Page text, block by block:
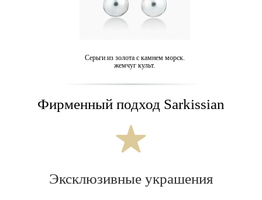
Серьги из золота с камнем морск.
жемчуг культ.
Фирменный подход Sarkissian
Эксклюзивные украшения